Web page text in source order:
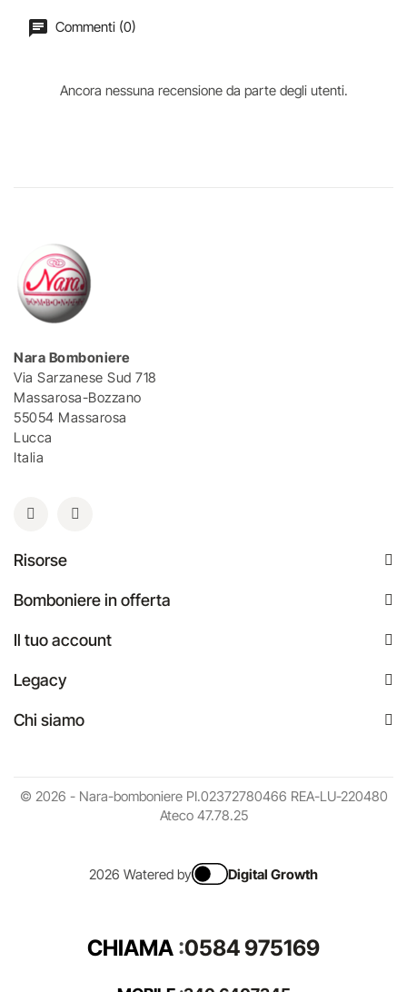
Commenti (0)
Ancora nessuna recensione da parte degli utenti.
Nara Bomboniere
Via Sarzanese Sud 718
Massarosa-Bozzano
55054 Massarosa
Lucca
Italia
Risorse
Bomboniere in offerta
Il tuo account
Legacy
Chi siamo
© 2026 - Nara-bomboniere PI.02372780466 REA-LU-220480
Ateco 47.78.25
2026 Watered by Digital Growth
CHIAMA :0584 975169